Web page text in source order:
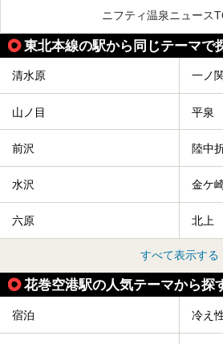
を紹介します！
温度も低めなので、暑いのが
ニフティ温泉ニュース
東北本線の駅から同じテーマで
清水原 一ノ
山ノ目 平泉
前沢 陸中
水沢 金ケ
六原 北上
すべて表示する
花巻空港駅の人気テーマから探
宿泊 冷え